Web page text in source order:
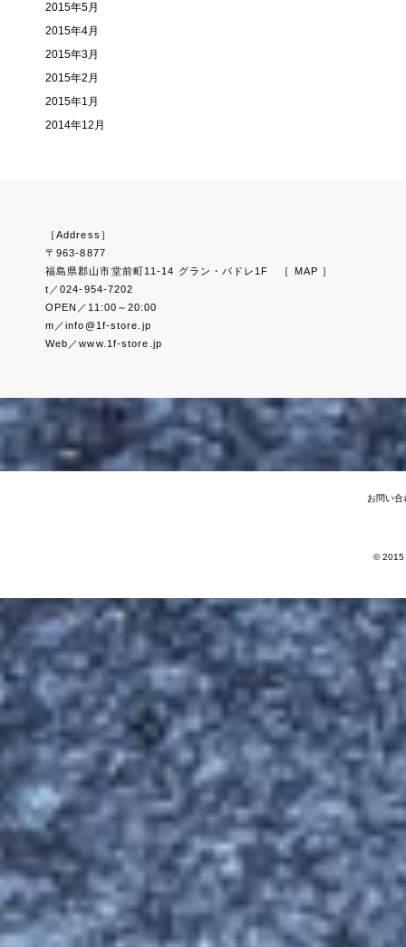
2015年5月
2015年4月
2015年3月
2015年2月
2015年1月
2014年12月
［Address］
〒963-8877
福島県郡山市堂前町11-14 グラン・パドレ1F
［ MAP ］
t／024-954-7202
OPEN／11:00～20:00
m／info@1f-store.jp
Web／www.1f-store.jp
お問い合
© 2015